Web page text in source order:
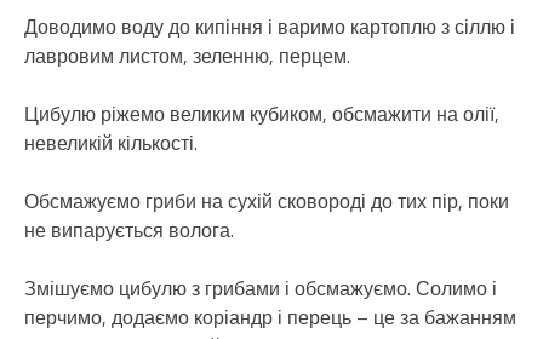
Доводимо воду до кипіння і варимо картоплю з сіллю і
лавровим листом, зеленню, перцем.
Цибулю ріжемо великим кубиком, обсмажити на олії,
невеликій кількості.
Обсмажуємо гриби на сухій сковороді до тих пір, поки
не випарується волога.
Змішуємо цибулю з грибами і обсмажуємо. Солимо і
перчимо, додаємо коріандр і перець – це за бажанням